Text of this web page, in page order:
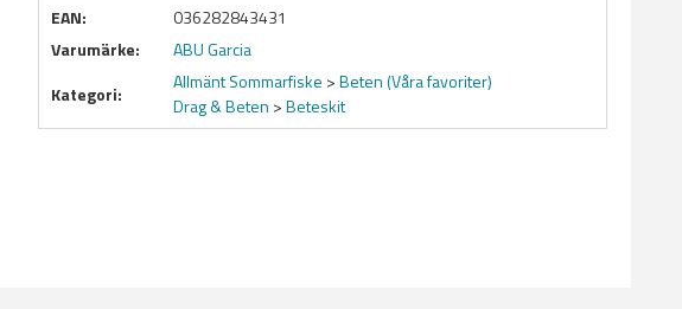
EAN:
036282843431
Varumärke:
ABU Garcia
Kategori:
Allmänt Sommarfiske >Beten (Våra favoriter)
Drag & Beten >Beteskit